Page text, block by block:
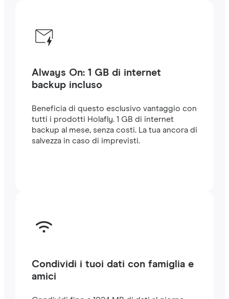
Always On: 1 GB di internet
backup incluso
Beneficia di questo esclusivo vantaggio con
tutti i prodotti Holafly. 1 GB di internet
backup al mese, senza costi. La tua ancora di
salvezza in caso di imprevisti.
Condividi i tuoi dati con famiglia e
amici